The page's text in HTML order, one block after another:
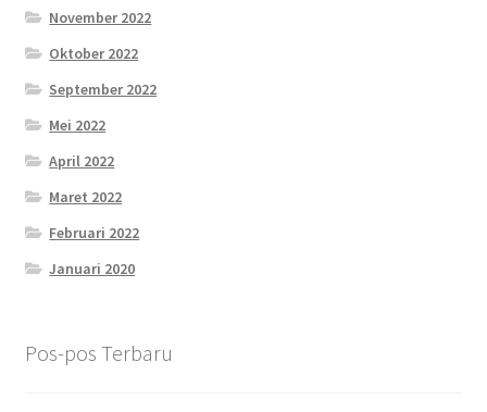
November 2022
Oktober 2022
September 2022
Mei 2022
April 2022
Maret 2022
Februari 2022
Januari 2020
Pos-pos Terbaru